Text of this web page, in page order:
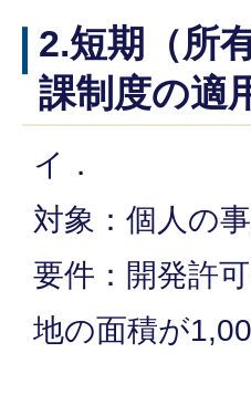
2.短期（所
課制度の適
イ．
対象：個人の
要件：開発許
地の面積が